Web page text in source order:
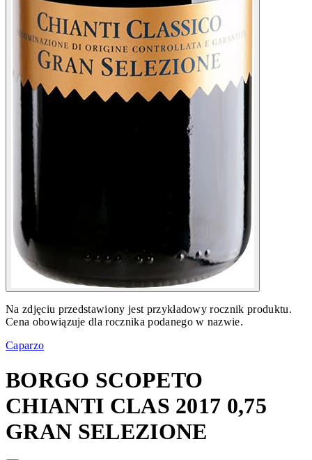
Na zdjęciu przedstawiony jest przykładowy rocznik produktu.
Cena obowiązuje dla rocznika podanego w nazwie.
Caparzo
BORGO SCOPETO
CHIANTI CLAS 2017 0,75
GRAN SELEZIONE